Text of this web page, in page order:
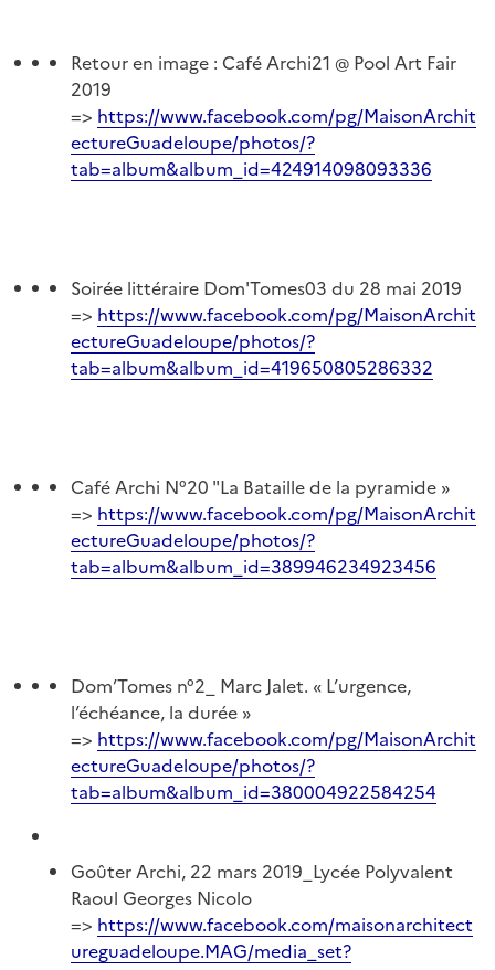
Retour en image : Café Archi21 @ Pool Art Fair
2019
=> https://www.facebook.com/pg/MaisonArchit
ectureGuadeloupe/photos/?
tab=album&album_id=424914098093336
Soirée littéraire Dom'Tomes03 du 28 mai 2019
=> https://www.facebook.com/pg/MaisonArchit
ectureGuadeloupe/photos/?
tab=album&album_id=419650805286332
Café Archi N°20 "La Bataille de la pyramide »
=> https://www.facebook.com/pg/MaisonArchit
ectureGuadeloupe/photos/?
tab=album&album_id=389946234923456
Dom’Tomes n°2_ Marc Jalet. « L’urgence,
l’échéance, la durée »
=> https://www.facebook.com/pg/MaisonArchit
ectureGuadeloupe/photos/?
tab=album&album_id=380004922584254
Goûter Archi, 22 mars 2019_Lycée Polyvalent
Raoul Georges Nicolo
=> https://www.facebook.com/maisonarchitect
ureguadeloupe.MAG/media_set?